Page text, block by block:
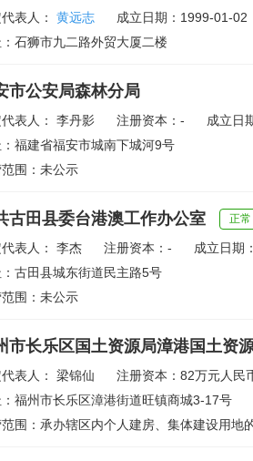
代表人：黄远志
成立日期：1999-01-02
石狮市九二路外贸大厦二楼
市公安局森林分局
代表人：李丹影 注册资本：-
成立日
福建省福安市城南下城河9号
围：未公示
古田县委台港澳工作办公室 正常
代表人：李杰 注册资本：-
成立日期：
古田县城东街道民主路5号
围：未公示
市长乐区国土资源局漳港国土资
代表人：梁锦仙 注册资本：82万元人民
福州市长乐区漳港街道旺镇商城3-17号
围：承办辖区内个人建房、集体建设用地